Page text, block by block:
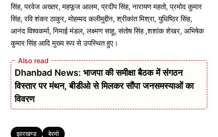
सिंह, परवेज अख्तर, महफूज आलम, प्रदीप सिंह, नारायण महतो, प्रमोद कुमार
सिंह, रवि शंकर ठाकुर, मोहम्मद कलीमुद्दीन, श्रीकांत मिश्रा, युधिष्ठिर सिंह,
आनंद विश्वकर्मा, निमाई मंडल, लक्ष्मण साहू, संतोष सिंह ,शशांक शेखर, अभिषेक
कुमार सिंह आदि मुख्य रूप से उपस्थित हुए।
Dhanbad News: भाजपा की समीक्षा बैठक में संगठन
विस्तार पर मंथन, बीडीओ से मिलकर सौंपा जनसमस्याओं का
विवरण
Tags
झारखण्ड बेरमो